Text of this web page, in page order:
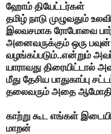
ஹோம் தியேட்டர்கள்
தமிழ் நாடு முழுவதும்
இலவசமாக ரோபோவை
அனைவருக்கும் ஒரு
வழங்கப்படும்..என்றும்
யாராவது திரையிட்டால்
மீது தேசிய பாதுகாப்பு
தலைவரும் அதை
காற்று கூட எங்கள்
மாறன்